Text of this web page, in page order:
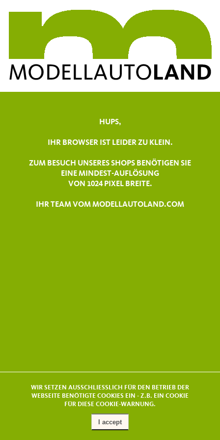
HUPS,
IHR BROWSER IST LEIDER ZU KLEIN.
ZUM BESUCH UNSERES SHOPS BENÖTIGEN SIE
EINE MINDEST-AUFLÖSUNG
VON 1024 PIXEL BREITE.
IHR TEAM VOM MODELLAUTOLAND.COM
WIR SETZEN AUSSCHLIESSLICH FÜR DEN BETRIEB DER
WEBSEITE BENÖTIGTE COOKIES EIN - Z.B. EIN COOKIE
FÜR DIESE COOKIE-WARNUNG.
I accept